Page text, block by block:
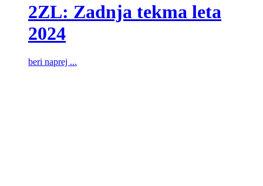
2ZL: Zadnja tekma leta
2024
beri naprej ...